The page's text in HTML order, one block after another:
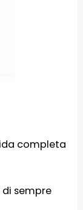
completa
sempre